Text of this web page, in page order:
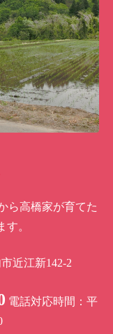
ら高橋家が育てた
。
近江新142-2
電話対応時間：平